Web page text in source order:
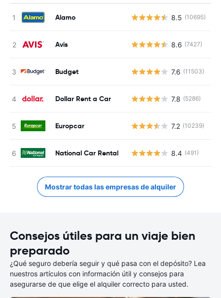
Alamo 8.5 (10695)
Avis 8.6 (7427)
Budget 7.6 (11503)
Dollar Rent a Car 7.8 (5286)
Europcar 7.2 (10239)
National Car Rental 8.4 (491)
Mostrar todas las empresas de alquiler
Consejos útiles para un viaje bien
preparado
¿Qué seguro debería seguir y qué pasa con el depósito? Lea
nuestros artículos con información útil y consejos para
asegurarse de que elige el alquiler correcto para usted.